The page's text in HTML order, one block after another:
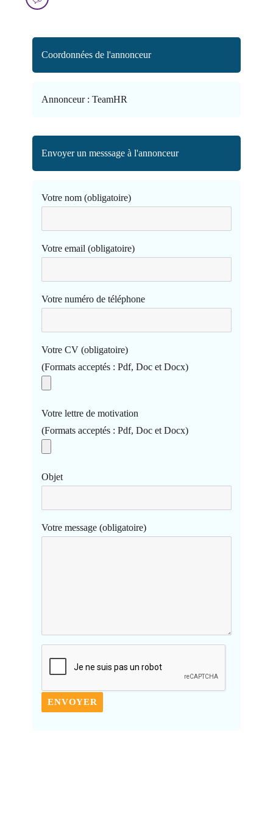
Coordonnées de l'annonceur
Annonceur : TeamHR
Envoyer un messsage à l'annonceur
Votre nom (obligatoire)
Votre email (obligatoire)
Votre numéro de téléphone
Votre CV (obligatoire)
(Formats acceptés : Pdf, Doc et Docx)
Votre lettre de motivation
(Formats acceptés : Pdf, Doc et Docx)
Objet
Votre message (obligatoire)